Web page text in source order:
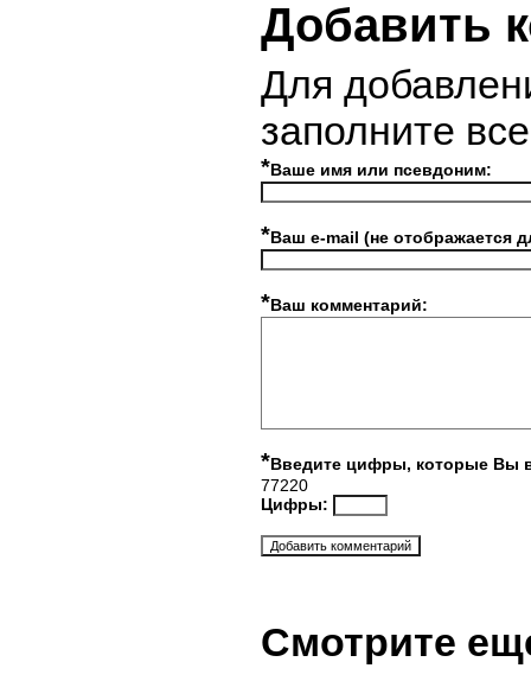
Добавить
Для
заполните
*Ваше имя или псевдоним:
*Ваш e-mail (не отображается
*Ваш комментарий:
*Введите цифры, которые Вы
77220
Цифры:
Смотрите